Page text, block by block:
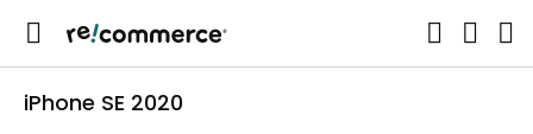
iPhone SE 2020